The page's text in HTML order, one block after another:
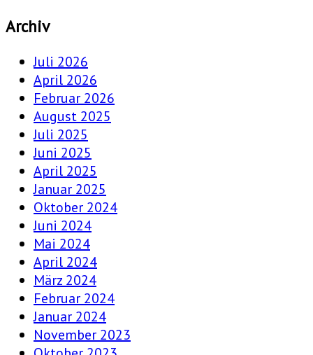
Archiv
Juli 2026
April 2026
Februar 2026
August 2025
Juli 2025
Juni 2025
April 2025
Januar 2025
Oktober 2024
Juni 2024
Mai 2024
April 2024
März 2024
Februar 2024
Januar 2024
November 2023